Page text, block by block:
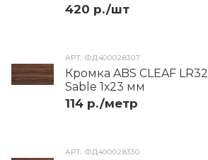
АРТ.ФД400028330
АРТ.ФД400028307
Кромка ABS CLEAF LR32
Sable 1х23 мм
114 р./метр
420 р./шт